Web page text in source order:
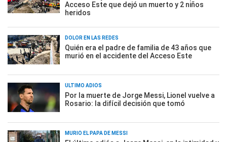
Acceso Este que dejó un muerto y 2 niños
heridos
DOLOR EN LAS REDES
Quién era el padre de familia de 43 años que
murió en el accidente del Acceso Este
ÚLTIMO ADIÓS
Por la muerte de Jorge Messi, Lionel vuelve a
Rosario: la difícil decisión que tomó
MURIÓ EL PAPÁ DE MESSI